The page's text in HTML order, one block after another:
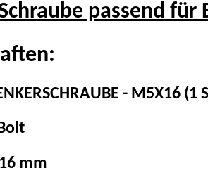
passend für
- M5X16 (1
mm